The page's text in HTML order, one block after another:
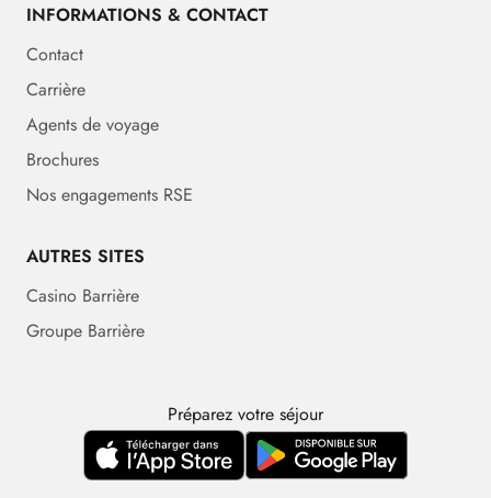
INFORMATIONS & CONTACT
Contact
Carrière
Agents de voyage
Brochures
Nos engagements RSE
AUTRES SITES
Casino Barrière
Groupe Barrière
Préparez votre séjour